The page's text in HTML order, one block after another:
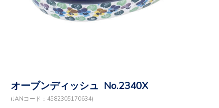
オーブンディッシュ No.2340X
(JANコード：4582305170634)